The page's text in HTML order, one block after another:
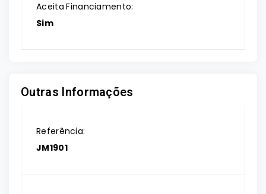
Aceita Financiamento:
Sim
Outras Informações
Referência:
JM1901